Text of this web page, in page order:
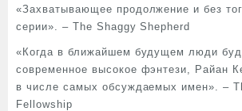
«Захватывающее продолжение и без
серии». – The Shaggy Shepherd
«Когда в ближайшем будущем люди
современное высокое фэнтези, Райан
в числе самых обсуждаемых имен». –
Fellowship